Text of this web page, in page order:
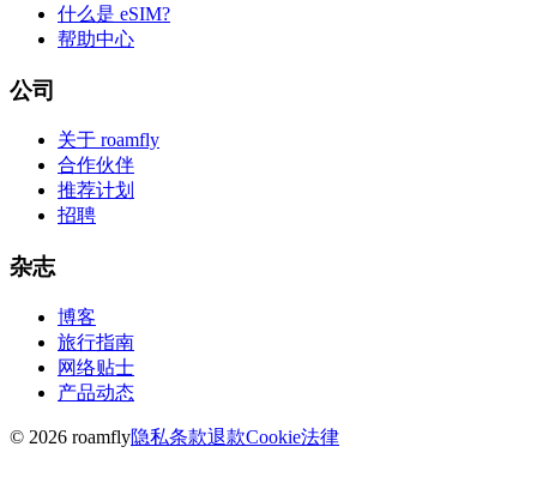
什么是 eSIM?
帮助中心
公司
关于 roamfly
合作伙伴
推荐计划
招聘
杂志
博客
旅行指南
网络贴士
产品动态
© 2026 roamfly隐私条款退款Cookie法律